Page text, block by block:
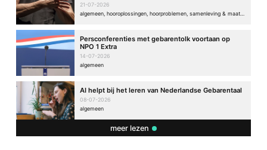
21-07-2026
Persconferenties met gebarentolk voortaan op
NPO 1 Extra
14-07-2026
algemeen
AI helpt bij het leren van Nederlandse Gebarentaal
08-07-2026
algemeen
meer lezen